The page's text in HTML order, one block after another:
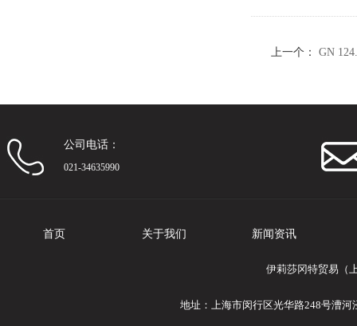
上一个： GN
公司电话：
021-34635990
首页 关于我们 新闻资讯
伊莉莎冈特贸易（
地址：上海市闵行区光华路248号漕